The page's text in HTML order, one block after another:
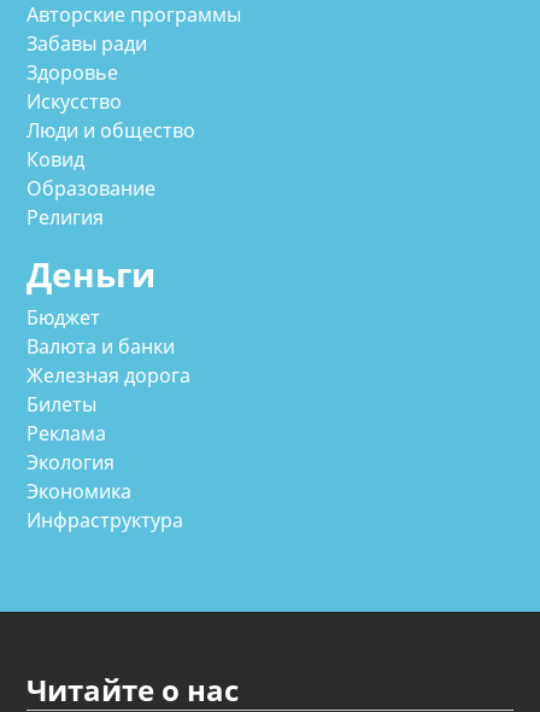
Авторские программы
Забавы ради
Здоровье
Искусство
Люди и общество
Ковид
Образование
Религия
Деньги
Бюджет
Валюта и банки
Железная дорога
Билеты
Реклама
Экология
Экономика
Инфраструктура
Читайте о нас